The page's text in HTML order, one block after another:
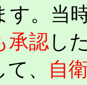
す。当
承認し
、
自